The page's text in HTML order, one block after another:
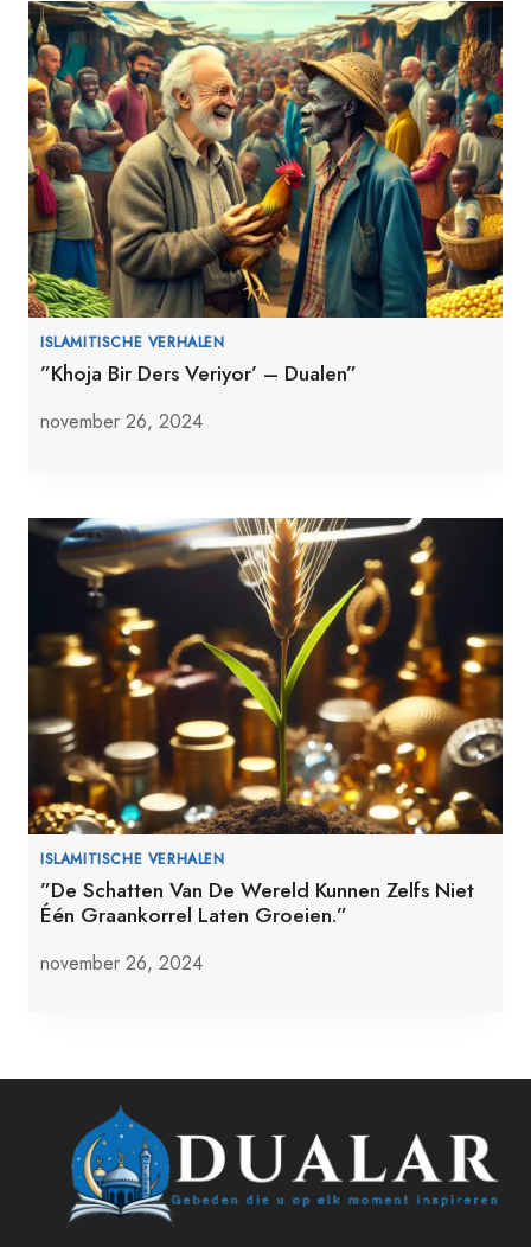
ISLAMITISCHE VERHALEN
”Khoja Bir Ders Veriyor’ – Dualen”
november 26, 2024
ISLAMITISCHE VERHALEN
”De Schatten Van De Wereld Kunnen Zelfs Niet
Één Graankorrel Laten Groeien.”
november 26, 2024